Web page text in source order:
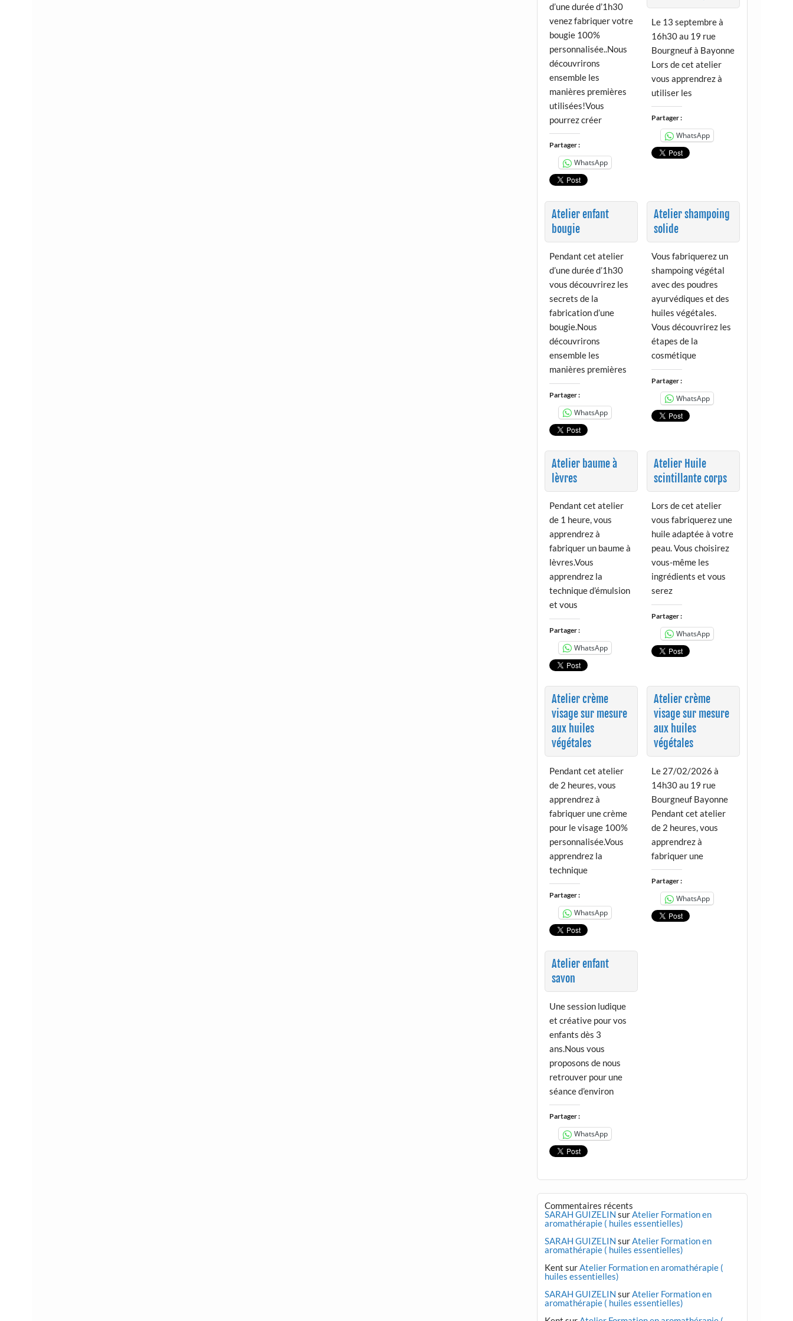
d’une durée d’1h30
venez fabriquer votre
bougie 100%
personnalisée..Nous
découvrirons
ensemble les
manières premières
utilisées!Vous
pourrez créer
Partager :
WhatsApp
Le 13 septembre à
16h30 au 19 rue
Bourgneuf à Bayonne
Lors de cet atelier
vous apprendrez à
utiliser les
Partager :
WhatsApp
Atelier enfant
bougie
Pendant cet atelier
d’une durée d’1h30
vous découvrirez les
secrets de la
fabrication d’une
bougie.Nous
découvrirons
ensemble les
manières premières
Partager :
WhatsApp
Atelier shampoing
solide
Vous fabriquerez un
shampoing végétal
avec des poudres
ayurvédiques et des
huiles végétales.
Vous découvrirez les
étapes de la
cosmétique
Partager :
WhatsApp
Atelier baume à
lèvres
Pendant cet atelier
de 1 heure, vous
apprendrez à
fabriquer un baume à
lèvres.Vous
apprendrez la
technique d’émulsion
et vous
Partager :
WhatsApp
Atelier Huile
scintillante corps
Lors de cet atelier
vous fabriquerez une
huile adaptée à votre
peau. Vous choisirez
vous-même les
ingrédients et vous
serez
Partager :
WhatsApp
Atelier crème
visage sur mesure
aux huiles
végétales
Pendant cet atelier
de 2 heures, vous
apprendrez à
fabriquer une crème
pour le visage 100%
personnalisée.Vous
apprendrez la
technique
Partager :
WhatsApp
Atelier crème
visage sur mesure
aux huiles
végétales
Le 27/02/2026 à
14h30 au 19 rue
Bourgneuf Bayonne
Pendant cet atelier
de 2 heures, vous
apprendrez à
fabriquer une
Partager :
WhatsApp
Atelier enfant
savon
Une session ludique
et créative pour vos
enfants dès 3
ans.Nous vous
proposons de nous
retrouver pour une
séance d’environ
Partager :
WhatsApp
Commentaires récents
SARAH GUIZELIN sur Atelier Formation en
aromathérapie ( huiles essentielles)
SARAH GUIZELIN surAtelier Formation en
aromathérapie ( huiles essentielles)
Kent surAtelier Formation en aromathérapie (
huiles essentielles)
SARAH GUIZELIN surAtelier Formation en
aromathérapie ( huiles essentielles)